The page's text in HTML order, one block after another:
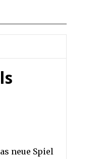
neue Spiel